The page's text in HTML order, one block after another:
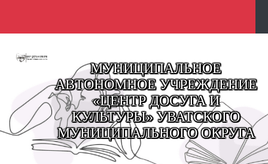
МУНИЦИПАЛЬНОЕ
АВТОНОМНОЕ УЧРЕЖДЕНИЕ
«ЦЕНТР ДОСУГА И
КУЛЬТУРЫ» УВАТСКОГО
МУНИЦИПАЛЬНОГО ОКРУГА